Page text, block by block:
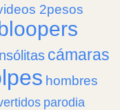
2pesos
cámaras
hombres
parodia